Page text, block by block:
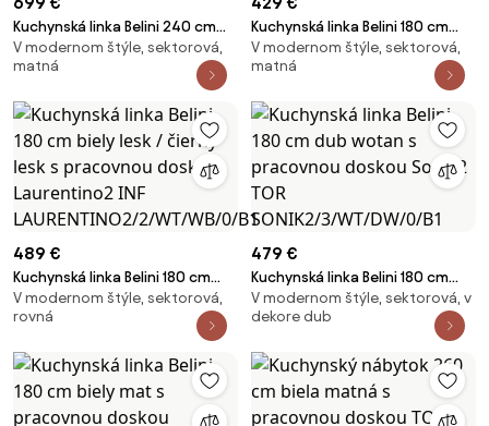
Kuchynská linka Belini 240 cm
eben kráľovský s pracovnou
doskou Paula2 TOR
V modernom štýle, sektorová,
matná
Kuchynská linka Belini 180 cm
dub sonoma s pracovnou
doskou Laurentino2 TOR
LAURENTINO2/3/WT/DS/0/B1
V modernom štýle, sektorová,
matná
489 €
Kuchynská linka Belini 180 cm
biely lesk / čierny lesk s
pracovnou doskou Laurentino2
INF LAURENTINO2/2/WT/WB/0/B1
V modernom štýle, sektorová,
rovná
479 €
Kuchynská linka Belini 180 cm
dub wotan s pracovnou
doskou Sonik2 TOR
V modernom štýle, sektorová, v
dekore dub